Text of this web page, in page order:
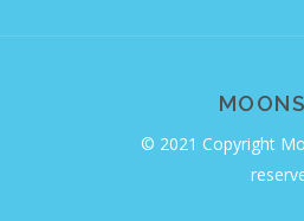
© 2021 Copyright